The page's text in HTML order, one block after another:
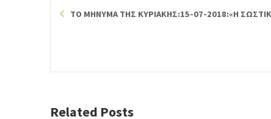
ΤΟ ΜΗΝΥΜΑ ΤΗΣ ΚΥΡΙΑΚΗΣ:15-07-2018:«Η
Related Posts